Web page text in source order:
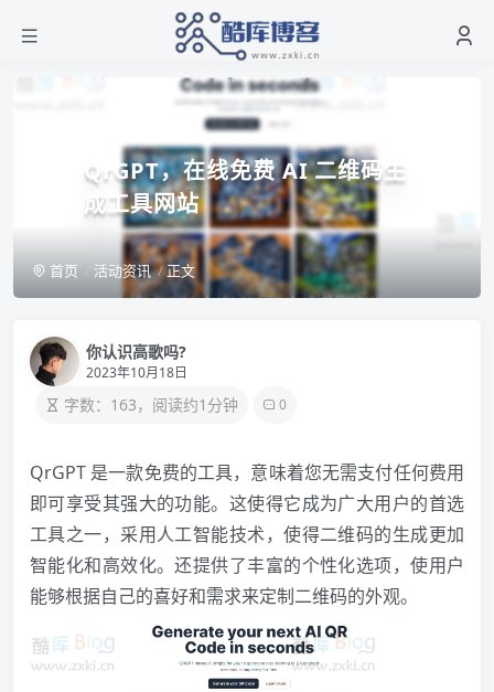
QrGPT，在线免费 AI 二维码生
成工具网站
首页 活动资讯 正文
你认识高歌吗?
2023年10月18日
字数：163，阅读约1分钟 0
QrGPT 是一款免费的工具，意味着您无需支付任何费用
即可享受其强大的功能。这使得它成为广大用户的首选
工具之一，采用人工智能技术，使得二维码的生成更加
智能化和高效化。还提供了丰富的个性化选项，使用户
能够根据自己的喜好和需求来定制二维码的外观。